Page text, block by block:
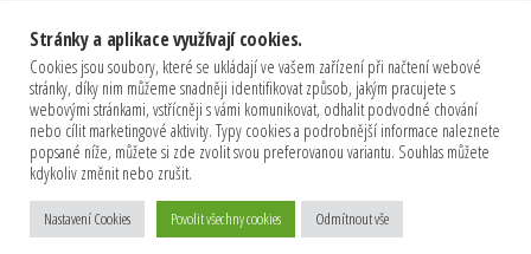
vyhrazena)
Stránky a aplikace využívají cookies.
Cookies jsou soubory, které se ukládají ve vašem zařízení při načtení webové
stránky, díky nim můžeme snadněji identifikovat způsob, jakým pracujete s
webovými stránkami, vstřícněji s vámi komunikovat, odhalit podvodné chování
nebo cílit marketingové aktivity. Typy cookies a podrobnější informace naleznete
popsané níže, můžete si zde zvolit svou preferovanou variantu. Souhlas můžete
kdykoliv změnit nebo zrušit.
Nastavení Cookies Povolit všechny cookies Odmítnout vše